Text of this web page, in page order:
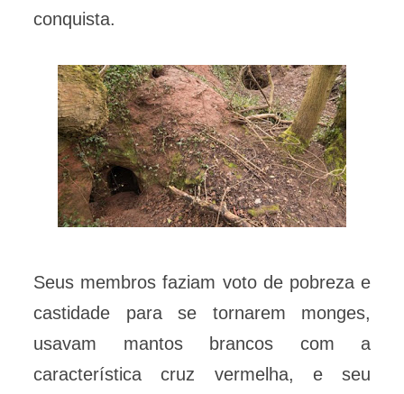
conquista.
Seus membros faziam voto de pobreza e
castidade para se tornarem monges,
usavam mantos brancos com a
característica cruz vermelha, e seu